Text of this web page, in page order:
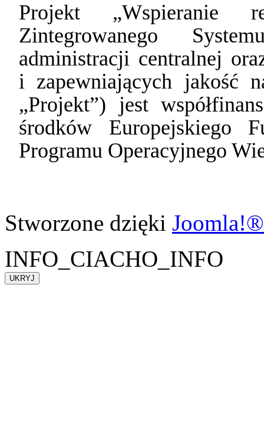
Projekt „Wspieranie
Zintegrowanego
administracji centralnej
i zapewniających jakość
„Projekt”) jest
środków Europejskiego
Programu Operacyjnego
Stworzone dzięki Joomla!®
INFO_CIACHO_INFO